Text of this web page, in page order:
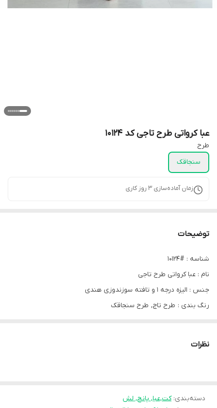
عبا کرواتی طرح تاجی کد 10124
طرح
سنجاقک
زمان آماده‌سازی 3 روز کاری
توضیحات
شناسه : #10124
نام : عبا کرواتی طرح تاجی
جنس : الیزه درجه ۱ و تافته سوزندوزی هندی
رنگ بندی : طرح تاج, طرح سنجاقک
نظرات
دسته‌بندی:کت,عبا, پانچ, لش